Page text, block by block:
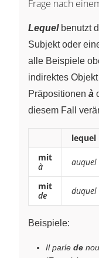
Frage nach
Lequelbenutzt
Subjekt oder
alle Beispiele
indirektes
Präpositionen à
diesem Fall
lequel
mit
à
auquel
mit
de
duquel
Beispiele:
Il parle de